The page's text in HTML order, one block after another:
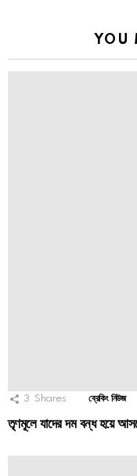
YOU
3 Shares ব্রেকিং নিউজ
তৃণমূলে যাদের দম বন্ধ হয়ে